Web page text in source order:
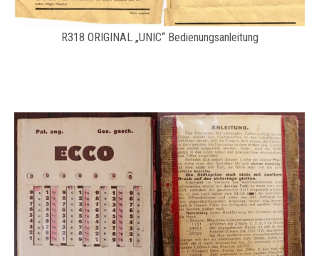
R318 ORIGINAL „UNIC“ Bedienungsanleitung